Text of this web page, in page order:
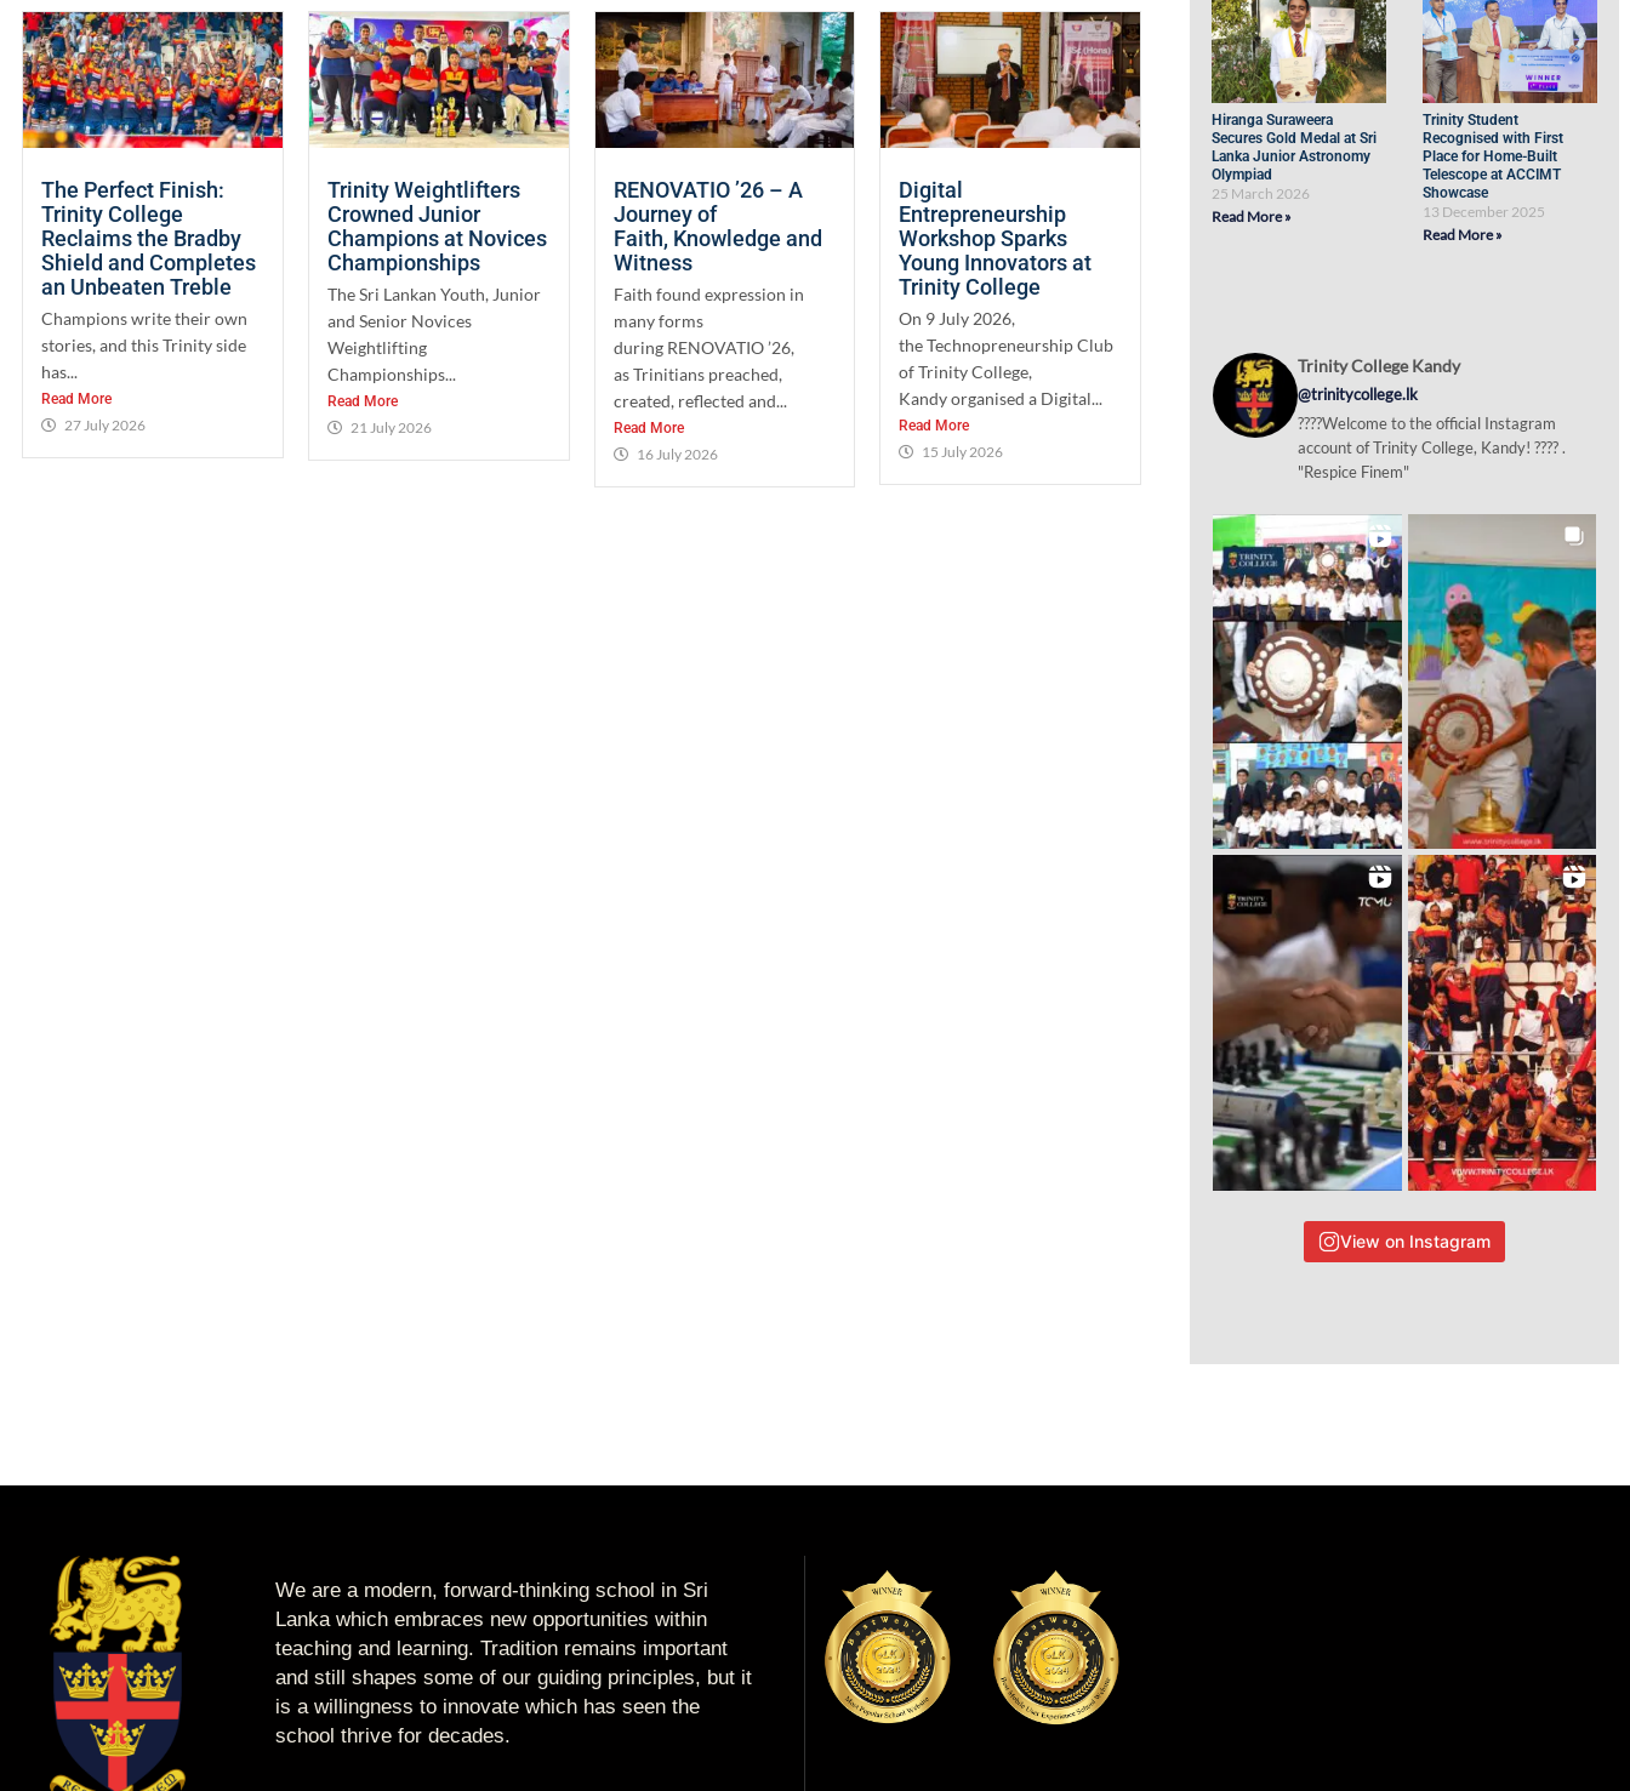
The Perfect Finish:
Trinity College
Reclaims the Bradby
Shield and Completes
an Unbeaten Treble
Champions write their own
stories, and this Trinity side
has...
Read More
27 July 2026
Trinity Weightlifters
Crowned Junior
Champions at Novices
Championships
The Sri Lankan Youth, Junior
and Senior Novices
Weightlifting
Championships...
Read More
21 July 2026
RENOVATIO ’26 – A
Journey of
Faith, Knowledge and
Witness
Faith found expression in
many forms
during RENOVATIO ’26,
as Trinitians preached,
created, reflected and...
Read More
16 July 2026
Digital
Entrepreneurship
Workshop Sparks
Young Innovators at
Trinity College
On 9 July 2026,
the Technopreneurship Club
of Trinity College,
Kandy organised a Digital...
Read More
15 July 2026
Hiranga Suraweera
Secures Gold Medal at Sri
Lanka Junior Astronomy
Olympiad
25 March 2026
Read More »
Trinity Student
Recognised with First
Place for Home-Built
Telescope at ACCIMT
Showcase
13 December 2025
Read More »
Trinity College Kandy
@trinitycollege.lk
????Welcome to the official Instagram
account of Trinity College, Kandy! ???? .
"Respice Finem"
View on Instagram
We are a modern, forward-thinking school in Sri
Lanka which embraces new opportunities within
teaching and learning. Tradition remains important
and still shapes some of our guiding principles, but it
is a willingness to innovate which has seen the
school thrive for decades.